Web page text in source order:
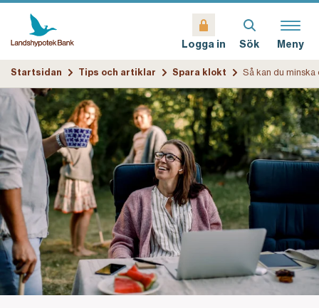
Logga in Sök Meny
Startsidan Tips och artiklar Spara klokt